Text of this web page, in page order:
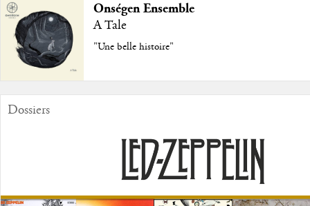
Onségen Ensemble
A Tale
"Une belle histoire"
Dossiers